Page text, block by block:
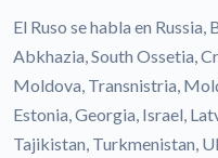
El Ruso se habla en
Abkhazia, South Ossetia,
Moldova, Transnistria,
Estonia, Georgia, Israel,
Tajikistan, Turkmenistan,